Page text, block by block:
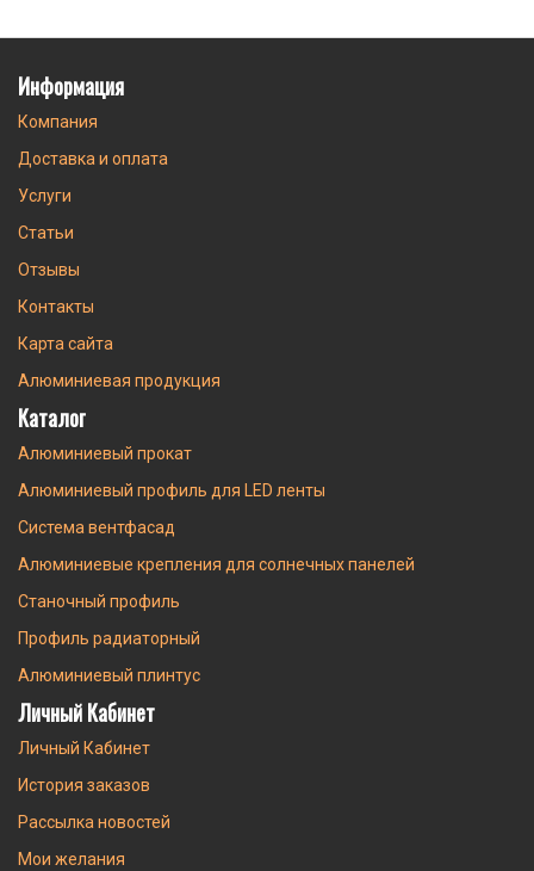
Информация
Компания
Доставка и оплата
Услуги
Статьи
Отзывы
Контакты
Карта сайта
Алюминиевая продукция
Каталог
Алюминиевый прокат
Алюминиевый профиль для LED ленты
Система вентфасад
Алюминиевые крепления для солнечных панелей
Станочный профиль
Профиль радиаторный
Алюминиевый плинтус
Личный Кабинет
Личный Кабинет
История заказов
Рассылка новостей
Мои желания